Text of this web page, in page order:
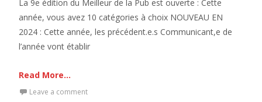
La 9e édition du Meilleur de la Pub est ouverte : Cette
année, vous avez 10 catégories à choix NOUVEAU EN
2024 : Cette année, les précédent.e.s Communicant,e de
l’année vont établir
Read More...
Leave a comment